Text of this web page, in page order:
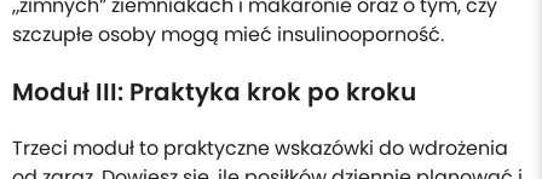
szczupłe osoby mogą mieć insulinooporność.
Moduł III: Praktyka krok po kroku
Trzeci moduł to praktyczne wskazówki do wdrożenia